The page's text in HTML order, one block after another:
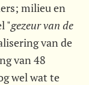
milieu en
"gezeur van de
van de
van 48
wel wat te